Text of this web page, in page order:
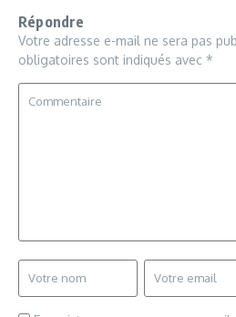
Répondre
Votre adresse e-mail ne sera pas
obligatoires sont indiqués avec *